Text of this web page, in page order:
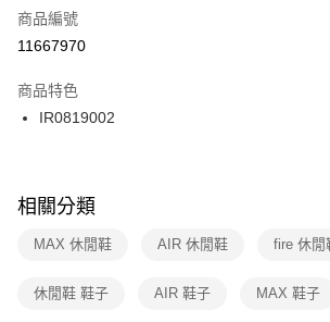
【「AFTEE先享後付」結帳流程】
１．於結帳方式選擇「AFTEE先享後付」後，將跳轉
２．訂單成立數日內，您將收到繳費通知簡訊。
３．收到繳費通知簡訊後14天內，點擊此簡訊中的連
ATM／網路銀行／等多元方式進行付款，方視為交易
※ 交易是否成功請以「AFTEE先享後付 」之結帳頁
是否繳費成功／繳費後需取消欲退款等相關疑問，請
客戶支援中心」
https://
１．透過由恩沛科技股份有限公司提供之「AFTEE
宅配
每筆NT$100，滿NT$1,500(含以上)免運費
付款後門市自取
每筆NT$100，滿NT$1,500(含以上)免運費
商品編號
11667970
商品特色
IR0819002
相關分類
MAX 休閒鞋 AIR 休閒鞋 fire 休閒
休閒鞋 鞋子 AIR 鞋子 MAX 鞋子